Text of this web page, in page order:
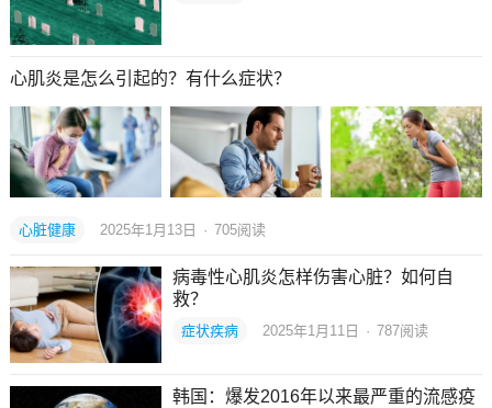
心肌炎是怎么引起的？有什么症状？
心脏健康 2025年1月13日 · 705阅读
病毒性心肌炎怎样伤害心脏？如何自
救？
症状疾病 2025年1月11日 · 787阅读
韩国：爆发2016年以来最严重的流感疫